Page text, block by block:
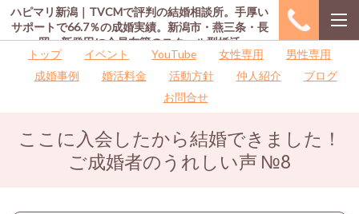
ハピマリ新潟｜TVCMで評判の結婚相談所。手厚い
サポートで66.7％の成婚実績。新潟市・燕三条・長
岡・新発田に会員在籍のスクール型婚活
トップ イベント YouTube 女性専用
男性専用
成婚事例
婚活料金 活動方針 仲人紹介
ブログ
お問合せ
ここに入会したから結婚できました！
ご成婚者のうれしい声 №8